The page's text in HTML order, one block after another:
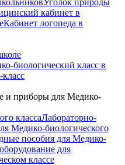
кабинет в
Кабинет логопеда в
биологический класс в
и приборы для Медико-
классаЛабораторно-
Медико-биологического
пособия для Медико-
для
классе